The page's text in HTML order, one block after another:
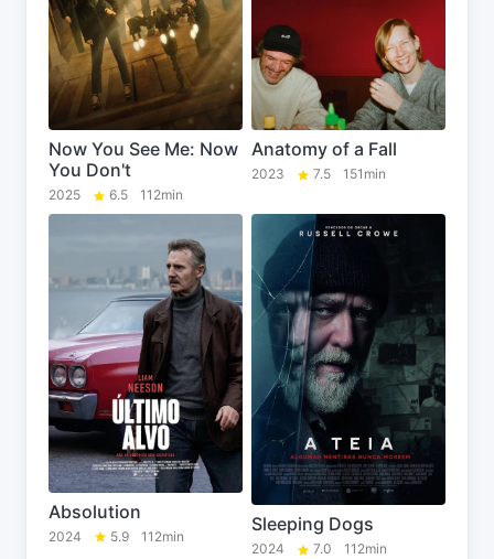
Now You See Me: Now
You Don't
2025 6.5 112min
Anatomy of a Fall
2023 7.5 151min
Absolution
2024 5.9 112min
Sleeping Dogs
2024 7.0 112min